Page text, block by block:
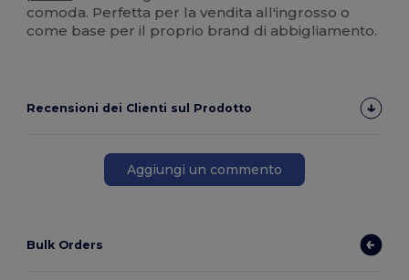
comoda. Perfetta per la vendita all'ingrosso o
come base per il proprio brand di abbigliamento.
Recensioni dei Clienti sul Prodotto
Aggiungi un commento
Bulk Orders